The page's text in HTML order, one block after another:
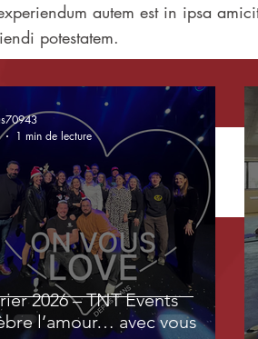
autem est in ipsa
potestatem.
Réalisations
2026 – TNT Events
l’amour… avec vous
1 min de lecture